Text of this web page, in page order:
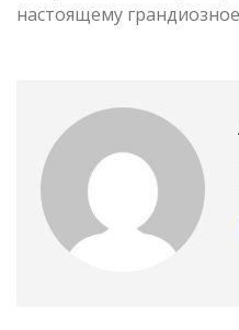
настоящему